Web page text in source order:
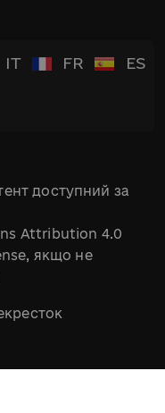
IT FR ES
доступний за
Attribution 4.0
якщо не